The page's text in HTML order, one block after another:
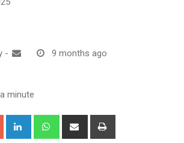
- 9 months ago
minute
Google+ LinkedIn WhatsappShare